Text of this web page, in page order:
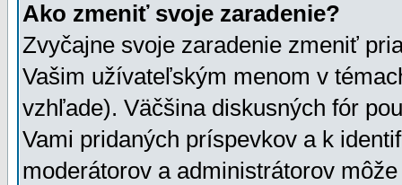
Ako zmeniť svoje zaradenie?
Zvyčajne svoje zaradenie zmeniť
Vašim užívateľským menom v
vzhľade). Väčšina diskusných fór
Vami pridaných príspevkov a k
moderátorov a administrátorov